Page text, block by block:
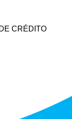
CRÉDITO